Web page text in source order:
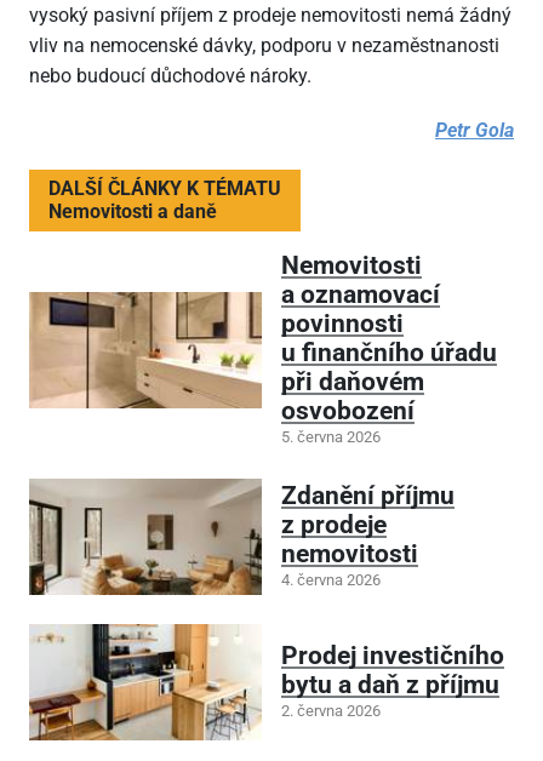
vysoký pasivní příjem z prodeje nemovitosti nemá žádný
vliv na nemocenské dávky, podporu v nezaměstnanosti
nebo budoucí důchodové nároky.
Petr Gola
DALŠÍ ČLÁNKY K TÉMATU
Nemovitosti a daně
Nemovitosti
a oznamovací
povinnosti
u finančního úřadu
při daňovém
osvobození
5. června 2026
Zdanění příjmu
z prodeje
nemovitosti
4. června 2026
Prodej investičního
bytu a daň z příjmu
2. června 2026